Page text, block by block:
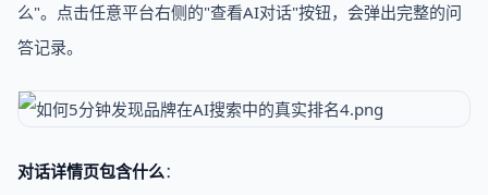
么"。点击任意平台右侧的"查看AI对话"按钮，会弹出完整的问
答记录。
对话详情页包含什么：